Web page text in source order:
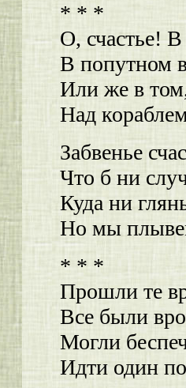
* * *
О, счастье!
В попутном
Или же в
Над
Забвенье
Что б ни
Куда ни
Но мы
* * *
Прошли те
Все были
Могли
Идти один